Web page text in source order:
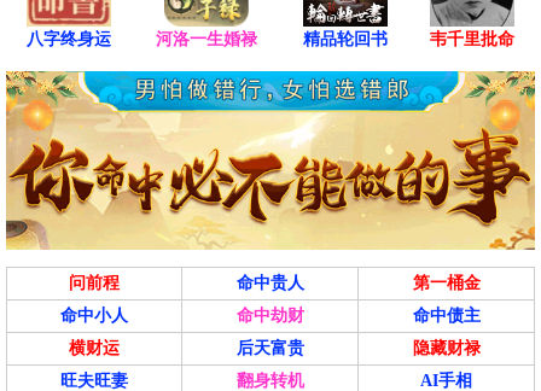
冲 狗 煞南
巳时(09:00-10:59)
癸巳时 09:00 - 10:59
喜神东南 财神正南 福神正西
宜 结婚、入宅、开业、安葬、纳财
出行、赴任、动土、祈福、祭祀、
修造、开光、斋醮
冲 猪 煞东
八字终身运 河洛一生婚禄 精品轮回书 韦千里批命
问前程 命中贵人
第一桶金
命中小人
命中劫财
命中债主
横财运
后天富贵
隐藏财禄
旺夫旺妻
翻身转机 AI手相